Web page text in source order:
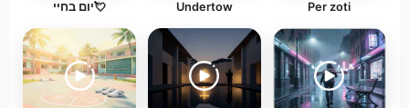
יום בחיי💘 Undertow Per zoti